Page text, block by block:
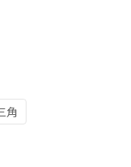
角